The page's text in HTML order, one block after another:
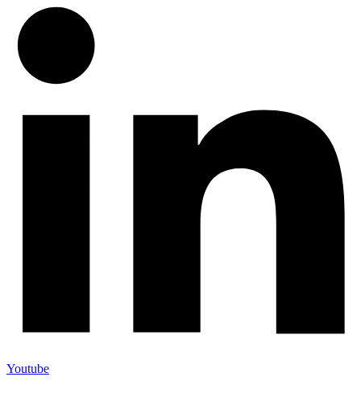
Youtube